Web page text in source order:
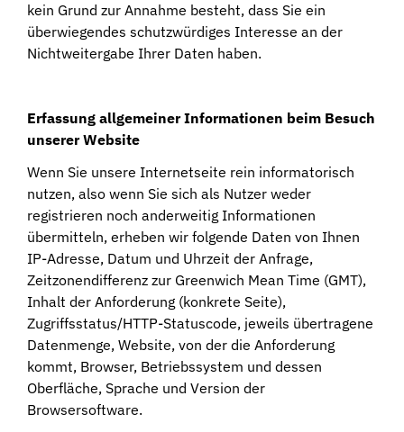
kein Grund zur Annahme besteht, dass Sie ein
überwiegendes schutzwürdiges Interesse an der
Nichtweitergabe Ihrer Daten haben.
Erfassung allgemeiner Informationen beim Besuch
unserer Website
Wenn Sie unsere Internetseite rein informatorisch
nutzen, also wenn Sie sich als Nutzer weder
registrieren noch anderweitig Informationen
übermitteln, erheben wir folgende Daten von Ihnen
IP-Adresse, Datum und Uhrzeit der Anfrage,
Zeitzonendifferenz zur Greenwich Mean Time (GMT),
Inhalt der Anforderung (konkrete Seite),
Zugriffsstatus/HTTP-Statuscode, jeweils übertragene
Datenmenge, Website, von der die Anforderung
kommt, Browser, Betriebssystem und dessen
Oberfläche, Sprache und Version der
Browsersoftware.